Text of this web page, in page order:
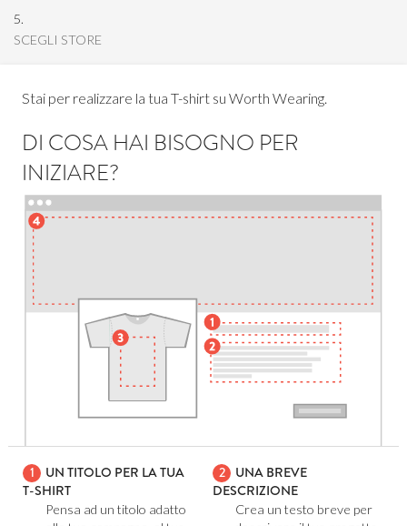
SCEGLI STORE
Stai per realizzare la tua T-shirt su Worth Wearing.
DI COSA HAI BISOGNO PER
INIZIARE?
1
UN TITOLO PER LA TUA
T-SHIRT
Pensa ad un titolo adatto
2 UNA BREVE
DESCRIZIONE
Crea un testo breve per